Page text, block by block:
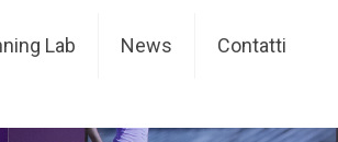
Lab News Contatti